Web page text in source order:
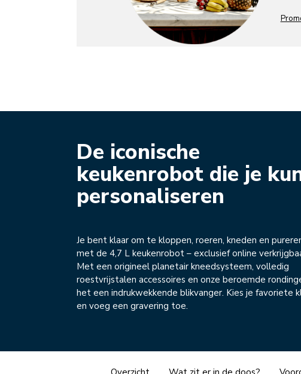
De iconische
keukenrobot die je
personaliseren
Je bent klaar om te kloppen, roeren, kneden en
met de 4,7 L keukenrobot – exclusief online
Met een origineel planetair kneedsysteem, volledig
roestvrijstalen accessoires en onze beroemde
het een indrukwekkende blikvanger. Kies je favoriete
en voeg een gravering toe.